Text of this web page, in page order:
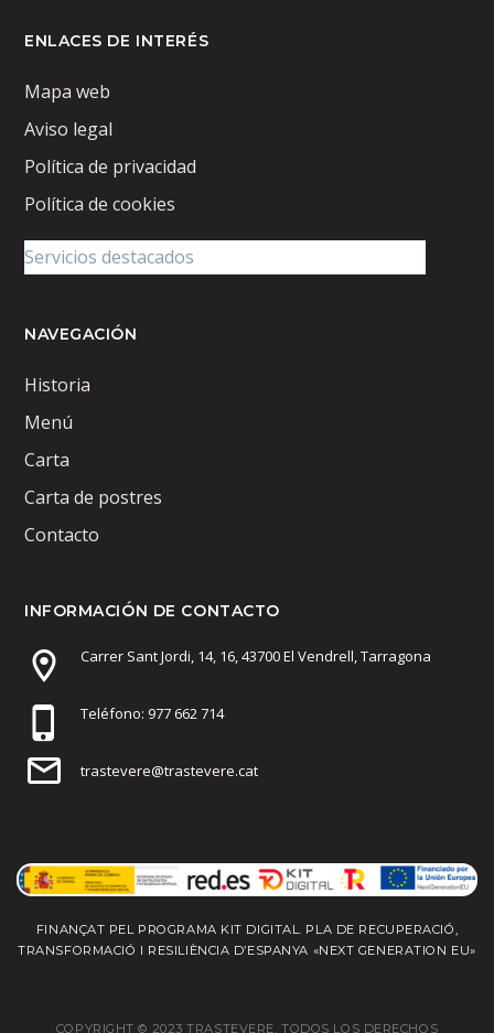
ENLACES DE INTERÉS
Mapa web
Aviso legal
Política de privacidad
Política de cookies
NAVEGACIÓN
Historia
Menú
Carta
Carta de postres
Contacto
INFORMACIÓN DE CONTACTO
Carrer Sant Jordi, 14, 16, 43700 El Vendrell, Tarragona
Teléfono: 977 662 714
trastevere@trastevere.cat
FINANÇAT PEL PROGRAMA KIT DIGITAL. PLA DE RECUPERACIÓ,
TRANSFORMACIÓ I RESILIÈNCIA D’ESPANYA «NEXT GENERATION EU»
COPYRIGHT © 2023 TRASTEVERE. TODOS LOS DERECHOS